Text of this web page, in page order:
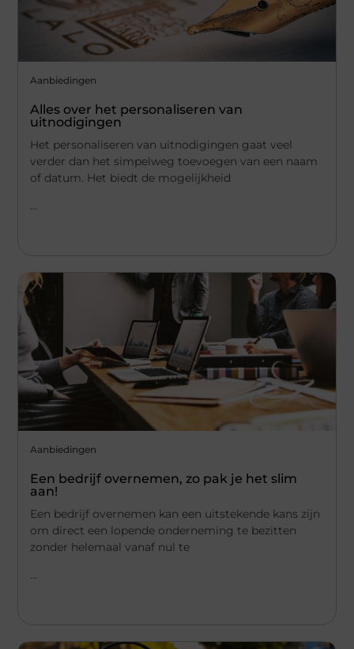
Aanbiedingen
Alles over het personaliseren van
uitnodigingen
Het personaliseren van uitnodigingen gaat veel
verder dan het simpelweg toevoegen van een naam
of datum. Het biedt de mogelijkheid
...
Aanbiedingen
Een bedrijf overnemen, zo pak je het slim
aan!
Een bedrijf overnemen kan een uitstekende kans zijn
om direct een lopende onderneming te bezitten
zonder helemaal vanaf nul te
...